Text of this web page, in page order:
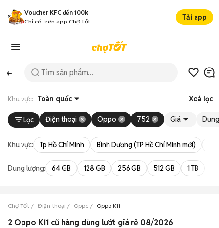
Voucher KFC đến 100k
Chỉ có trên app Chợ Tốt
Tải app
Khu vực: Toàn quốc Xoá lọc
Lọc Điện thoại Oppo 752 Giá
Khu vực: Tp Hồ Chí Minh Bình Dương (TP Hồ Chí Minh mới)
Dung lượng: 64 GB 128 GB 256 GB 512 GB 1 TB
Chợ Tốt Điện thoại Oppo Oppo K11
2 Oppo K11 cũ hàng dùng lướt giá rẻ 08/2026